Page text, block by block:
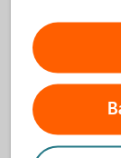
Regler för